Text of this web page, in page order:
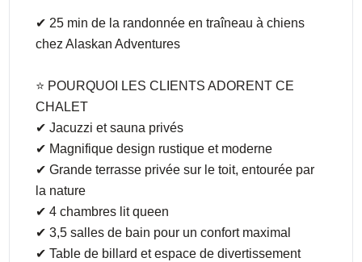
✔ 25 min de la randonnée en traîneau à chiens
chez Alaskan Adventures
⭐ POURQUOI LES CLIENTS ADORENT CE
CHALET
✔ Jacuzzi et sauna privés
✔ Magnifique design rustique et moderne
✔ Grande terrasse privée sur le toit, entourée par
la nature
✔ 4 chambres lit queen
✔ 3,5 salles de bain pour un confort maximal
✔ Table de billard et espace de divertissement